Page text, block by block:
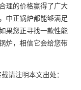
理的价格赢得了广大
中正锅炉都能够满足
果您正寻找一款性能
炉，相信它会给您带
请注明本文出处：